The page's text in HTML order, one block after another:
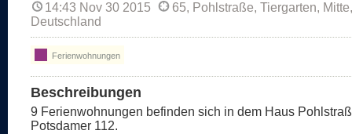
14:43 Nov 30 2015
65, Pohlstraße, Tiergarten,
Deutschland
Ferienwohnungen
Beschreibungen
9 Ferienwohnungen befinden sich in dem Haus
Potsdamer 112.